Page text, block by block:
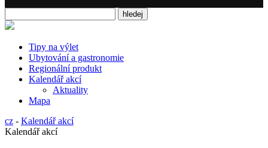
Tipy na výlet
Ubytování a gastronomie
Regionální produkt
Kalendář akcí
Aktuality
Mapa
cz - Kalendář akcí
Kalendář akcí